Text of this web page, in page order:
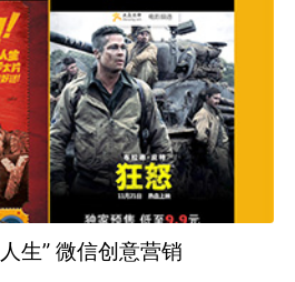
生” 微信创意营销